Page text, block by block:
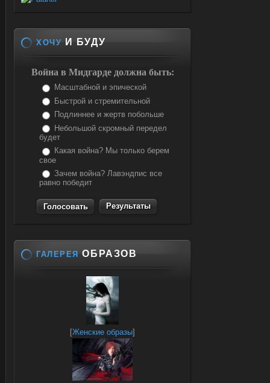
ХОЧУ И БУДУ
Война в Мидгарде должна быть:
Масштабной и эпической
Быстрой и стремительной
Подлиннее и жертв побольше
Небольшой скромный передел
будет
Какая война? Мы только берем
свое
Зачем война? Лавэндпис все
равно победит
Результаты
ГАЛЕРЕЯ ОБРАЗОВ
[Женские образы]